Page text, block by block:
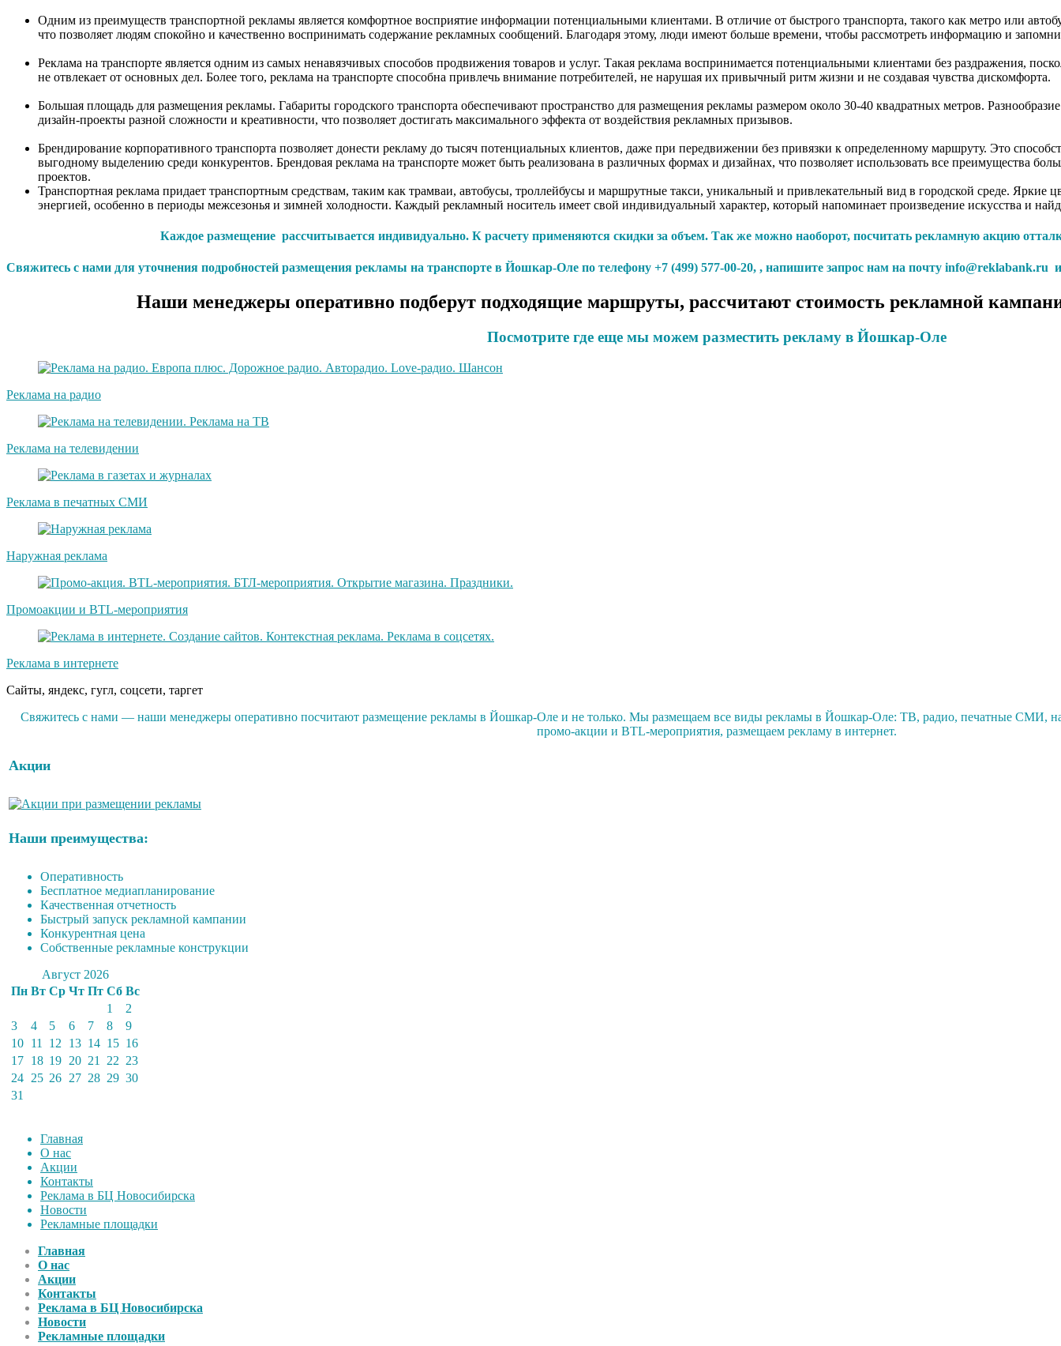
Одним из преимуществ транспортной рекламы является комфортное восприятие информации потенциальными клиентами. В отличие от быстрого транспорта, такого как метро или
что позволяет людям спокойно и качественно воспринимать содержание рекламных сообщений. Благодаря этому, люди имеют больше
Реклама на транспорте является одним из самых ненавязчивых способов продвижения товаров и услуг. Такая реклама воспринимается потенциальными клиентами без раздражения,
не отвлекает от основных дел. Более того, реклама на транспорте способна привлечь внимание потребителей, не нарушая их
Большая площадь для размещения рекламы. Габариты городского транспорта обеспечивают пространство для размещения рекламы размером около 30-40 квадратных метров.
дизайн-проекты разной сложности и креативности, что позволяет достигать максимального
Брендирование корпоративного транспорта позволяет донести рекламу до тысяч потенциальных клиентов, даже при передвижении без привязки к определенному маршруту. Это
выгодному выделению среди конкурентов. Брендовая реклама на транспорте может быть реализована в различных формах и дизайнах, что позволяет использовать все преимущества
проектов.
Транспортная реклама придает транспортным средствам, таким как трамваи, автобусы, троллейбусы и маршрутные такси, уникальный и привлекательный вид в городской среде. Яркие
энергией, особенно в периоды межсезонья и зимней холодности. Каждый рекламный носитель имеет свой индивидуальный характер, который напоминает произведение искусства и
Каждое размещение рассчитывается индивидуально. К расчету применяются скидки за объем. Так же можно наоборот, посчитать рекламную акцию
Свяжитесь с нами для уточнения подробностей размещения рекламы на транспорте в Йошкар-Оле по телефону +7 (499) 577-00-20, , напишите запрос нам на почту info@reklabank.ru
Наши менеджеры оперативно подберут подходящие маршруты, рассчитают стоимость рекламной
Посмотрите где еще мы можем разместить рекламу в Йошкар-Оле
Реклама на радио
Реклама на телевидении
Реклама в печатных СМИ
Наружная реклама
Промоакции и BTL-мероприятия
Реклама в интернете
Сайты, яндекс, гугл, соцсети, таргет
Свяжитесь с нами — наши менеджеры оперативно посчитают размещение рекламы в Йошкар-Оле и не только. Мы размещаем все виды рекламы в Йошкар-Оле: ТВ, радио, печатные СМИ, на
промо-акции и BTL-мероприятия, размещаем рекламу в интернет.
Акции
Наши преимущества:
Оперативность
Бесплатное медиапланирование
Качественная отчетность
Быстрый запуск рекламной кампании
Конкурентная цена
Собственные рекламные конструкции
Август 2026
Пн Вт Ср Чт Пт Сб Вс
1
2
3
4 5 6 7 8
9
10 11 12 13 14 15 16
17 18 19 20 21 22 23
24 25 26 27 28 29 30
31
Главная
О нас
Акции
Контакты
Реклама в БЦ Новосибирска
Новости
Рекламные площадки
Главная
О нас
Акции
Контакты
Реклама в БЦ Новосибирска
Новости
Рекламные площадки